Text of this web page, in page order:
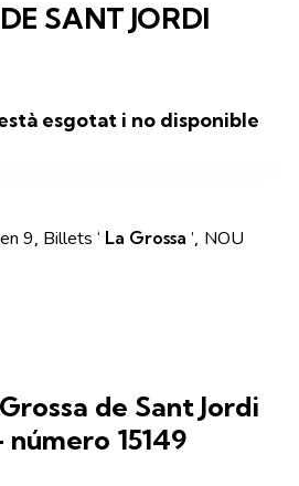
DE SANT JORDI
esgotat i no disponible
9, Billets ‘ La Grossa’, NOU
de Sant Jordi
número 15149